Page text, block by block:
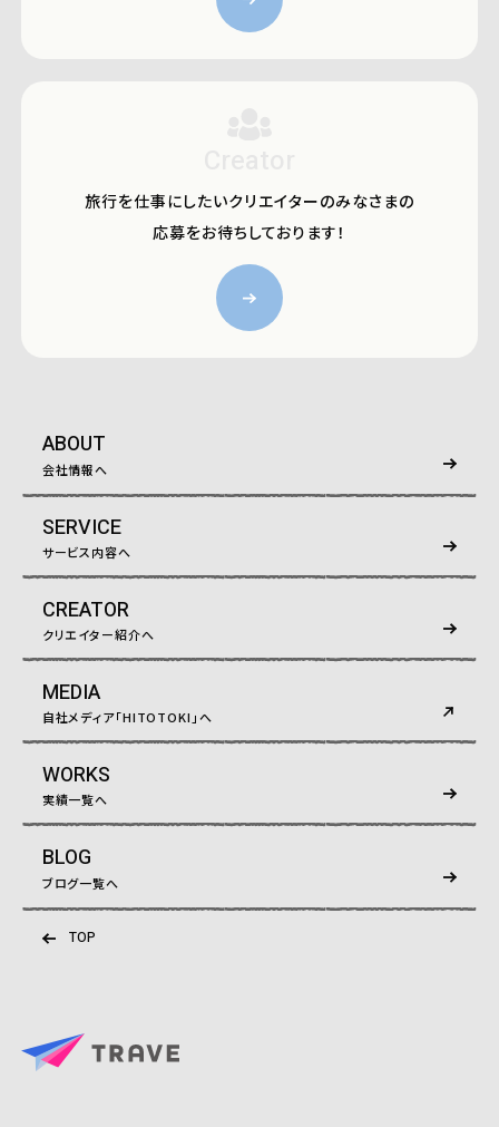
旅行を仕事にしたいクリエイターのみなさまの
応募をお待ちしております！
ABOUT
会社情報へ
SERVICE
サービス内容へ
CREATOR
クリエイター紹介へ
MEDIA
自社メディア「HITOTOKI」へ
WORKS
実績一覧へ
BLOG
ブログ一覧へ
TOP